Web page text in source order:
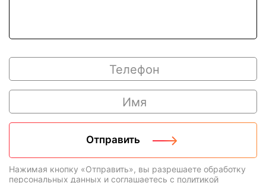
Нажимая кнопку «Отправить», вы разрешаете обработку
персональных данных и соглашаетесь с политикой